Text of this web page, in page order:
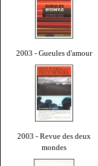
2003 - Gueules d'amour
2003 - Revue des deux
mondes